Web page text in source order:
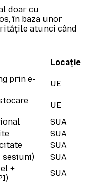
doar cu
în baza unor
atunci când
Locație
prin e-
UE
UE
SUA
SUA
SUA
sesiuni)
SUA
+
SUA